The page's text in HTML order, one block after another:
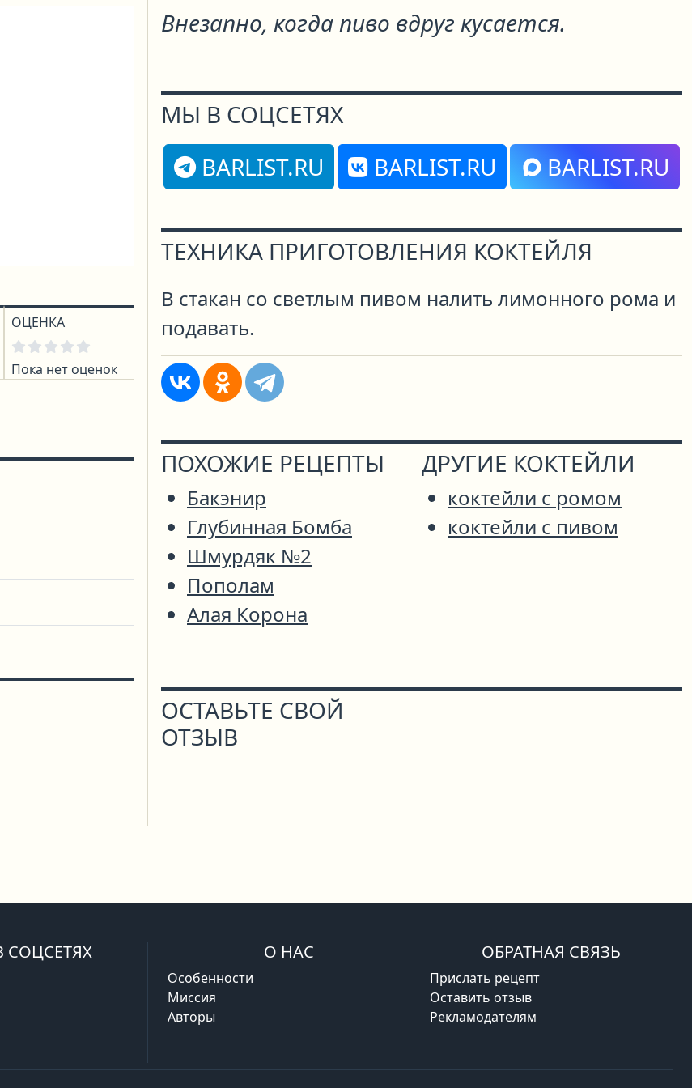
ОЦЕНКА
Пока нет оценок
Внезапно, когда пиво вдруг кусается.
МЫ В СОЦСЕТЯХ
BARLIST.RU
BARLIST.RU BARLIST.RU
ТЕХНИКА ПРИГОТОВЛЕНИЯ КОКТЕЙЛЯ
В стакан со светлым пивом налить лимонного рома и
подавать.
ПОХОЖИЕ РЕЦЕПТЫ
Бакэнир
Глубинная Бомба
Шмурдяк №2
Пополам
Алая Корона
ДРУГИЕ КОКТЕЙЛИ
коктейли с ромом
коктейли с пивом
ОСТАВЬТЕ СВОЙ
ОТЗЫВ
СОЦСЕТЯХ О НАС
Особенности
Миссия
Авторы
ОБРАТНАЯ СВЯЗЬ
Прислать рецепт
Оставить отзыв
Рекламодателям